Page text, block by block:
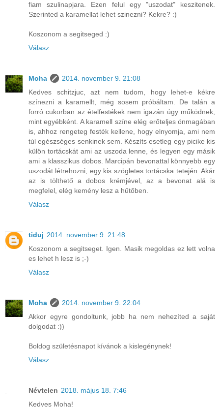
fiam szulinapjara. Ezen felul egy "uszodat" keszitenek.
Szerinted a karamellat lehet szinezni? Kekre? :)
Koszonom a segitseged :)
Válasz
Moha
2014. november 9. 21:08
Kedves schitzjuc, azt nem tudom, hogy lehet-e kékre
színezni a karamellt, még sosem próbáltam. De talán a
forró cukorban az ételfestékek nem igazán úgy működnek,
mint egyébként. A karamell színe elég erőteljes önmagában
is, ahhoz rengeteg festék kellene, hogy elnyomja, ami nem
túl egészséges senkinek sem. Készíts esetleg egy picike kis
külön tortácskát ami az uszoda lenne, és legyen egy másik
ami a klasszikus dobos. Marcipán bevonattal könnyebb egy
uszodát létrehozni, egy kis szögletes tortácska tetején. Akár
az is tölthető a dobos krémjével, az a bevonat alá is
megfelel, elég kemény lesz a hűtőben.
Válasz
tiduj 2014. november 9. 21:48
Koszonom a segitseget. Igen. Masik megoldas ez lett volna
es lehet h lesz is ;-)
Válasz
Moha
2014. november 9. 22:04
Akkor egyre gondoltunk, jobb ha nem nehezíted a saját
dolgodat :))
Boldog születésnapot kívánok a kislegénynek!
Válasz
Névtelen 2018. május 18. 7:46
Kedves Moha!